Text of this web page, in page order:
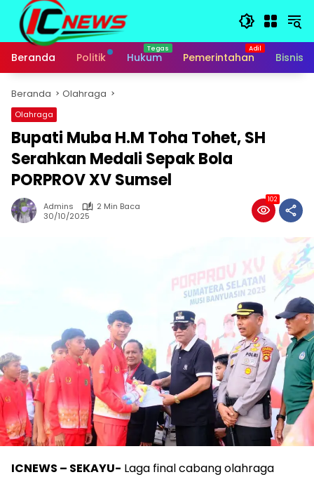
Langsung
konten
Beranda
Politik Hukum Pemerintahan Bisnis
Beranda Olahraga
Olahraga
Bupati Muba H.M Toha Tohet, SH
Serahkan Medali Sepak Bola
PORPROV XV Sumsel
Admins
2 Min Baca
30/10/2025
102
ICNEWS – SEKAYU- Laga final cabang olahraga